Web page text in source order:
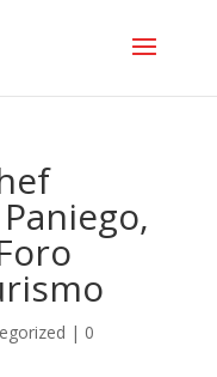
| 0